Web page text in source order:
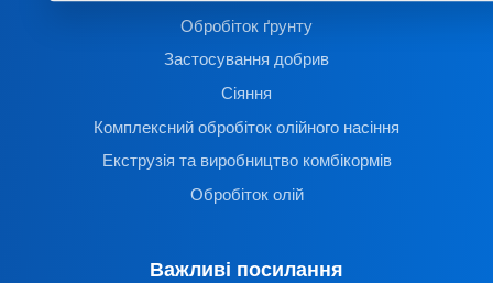
Обробіток ґрунту
Застосування добрив
Сіяння
Комплексний обробіток олійного насіння
Екструзія та виробництво комбікормів
Обробіток олій
Важливі посилання